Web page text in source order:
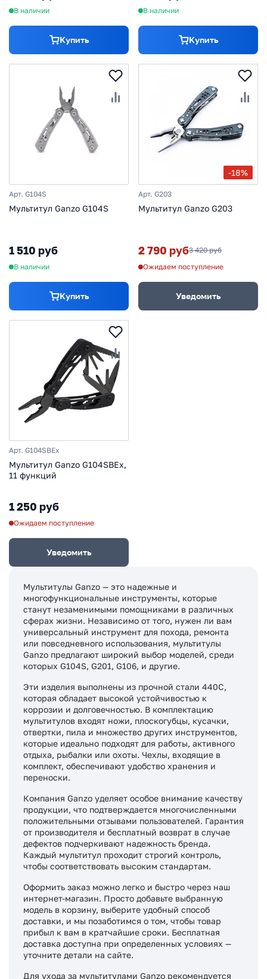
В наличии
Купить
В наличии
Купить
Арт. G104S
Мультитул Ganzo G104S
1 510 руб
В наличии
Купить
-18%
Арт. G203
Мультитул Ganzo G203
2 790 руб3 420 руб
Ожидаем поступление
Уведомить
Арт. G104SBEx
Мультитул Ganzo G104SBEx,
11 функций
1 250 руб
Ожидаем поступление
Уведомить
Мультитулы Ganzo — это надежные и
многофункциональные инструменты, которые
станут незаменимыми помощниками в различных
сферах жизни. Независимо от того, нужен ли вам
универсальный инструмент для похода, ремонта
или повседневного использования, мультитулы
Ganzo предлагают широкий выбор моделей, среди
которых G104S, G201, G106, и другие.
Эти изделия выполнены из прочной стали 440C,
которая обладает высокой устойчивостью к
коррозии и долговечностью. В комплектацию
мультитулов входят ножи, плоскогубцы, кусачки,
отвертки, пила и множество других инструментов,
которые идеально подходят для работы, активного
отдыха, рыбалки или охоты. Чехлы, входящие в
комплект, обеспечивают удобство хранения и
переноски.
Компания Ganzo уделяет особое внимание качеству
продукции, что подтверждается многочисленными
положительными отзывами пользователей. Гарантия
от производителя и бесплатный возврат в случае
дефектов подчеркивают надежность бренда.
Каждый мультитул проходит строгий контроль,
чтобы соответствовать высоким стандартам.
Оформить заказ можно легко и быстро через наш
интернет-магазин. Просто добавьте выбранную
модель в корзину, выберите удобный способ
доставки, и мы позаботимся о том, чтобы товар
прибыл к вам в кратчайшие сроки. Бесплатная
доставка доступна при определенных условиях —
уточните детали на сайте.
Для ухода за мультитулами Ganzo рекомендуется